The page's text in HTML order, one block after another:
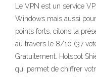
Le VPN est un service
Windows mais aussi
points forts, citons la
au travers le 8/10 (37
Gratuitement. Hotspot
qui permet de chiffrer